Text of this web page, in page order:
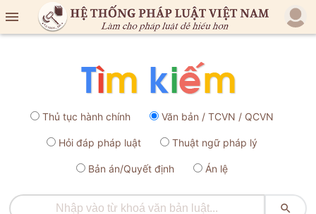

Thủ tục hành chính Văn bản / TCVN / QCVN
Hỏi đáp pháp luật Thuật ngữ pháp lý
Bản án/Quyết định Án lệ
